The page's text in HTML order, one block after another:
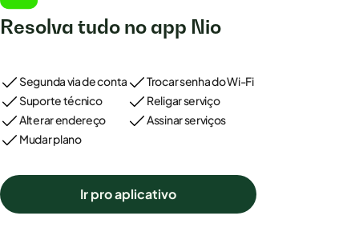
Resolva tudo no app Nio
Segunda via de conta
Suporte técnico
Alterar endereço
Mudar plano
Trocar senha do Wi-Fi
Religar serviço
Assinar serviços
Ir pro aplicativo